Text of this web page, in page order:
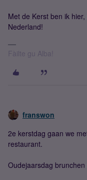
Met de Kerst ben ik
Nederland!
Fàilte gu Alba!
franswon
2e kerstdag gaan we
restaurant.
Oudejaarsdag